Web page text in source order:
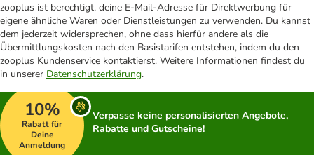
zooplus ist berechtigt, deine E-Mail-Adresse für Direktwerbung für
eigene ähnliche Waren oder Dienstleistungen zu verwenden. Du kannst
dem jederzeit widersprechen, ohne dass hierfür andere als die
Übermittlungskosten nach den Basistarifen entstehen, indem du den
zooplus Kundenservice kontaktierst. Weitere Informationen findest du
in unserer Datenschutzerklärung.
10%
Rabatt für
Deine
Anmeldung
Verpasse keine personalisierten Angebote,
Rabatte und Gutscheine!